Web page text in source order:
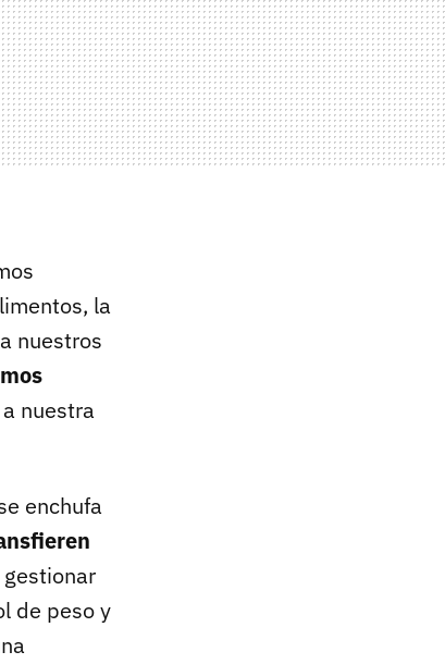
la
nuestros
nuestra
enchufa
de peso y